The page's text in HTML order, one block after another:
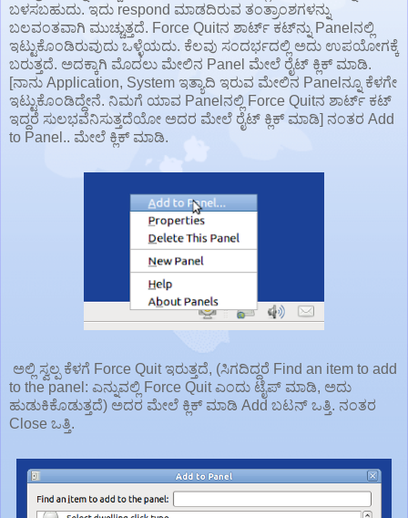
ಬಳಸಬಹುದು. ಇದು respond ಮಾಡದಿರುವ ತಂತ್ರಾಂಶಗಳನ್ನು
ಬಲವಂತವಾಗಿ ಮುಚ್ಚುತ್ತದೆ. Force Quitನ ಶಾರ್ಟ್ ಕಟ್‌ನ್ನು Panelನಲ್ಲಿ
ಇಟ್ಟುಕೊಂಡಿರುವುದು ಒಳ್ಳೆಯದು. ಕೆಲವು ಸಂದರ್ಭದಲ್ಲಿ ಅದು ಉಪಯೋಗಕ್ಕೆ
ಬರುತ್ತದೆ. ಅದಕ್ಕಾಗಿ ಮೊದಲು ಮೇಲಿನ Panel ಮೇಲೆ ರೈಟ್ ಕ್ಲಿಕ್ ಮಾಡಿ.
[ನಾನು Application, System ಇತ್ಯಾದಿ ಇರುವ ಮೇಲಿನ Panelನ್ನೂ ಕೆಳಗೇ
ಇಟ್ಟುಕೊಂಡಿದ್ದೇನೆ. ನಿಮಗೆ ಯಾವ Panelನಲ್ಲಿ Force Quitನ ಶಾರ್ಟ್ ಕಟ್
ಇದ್ದರೆ ಸುಲಭವೆನಿಸುತ್ತದೆಯೋ ಅದರ ಮೇಲೆ ರೈಟ್ ಕ್ಲಿಕ್ ಮಾಡಿ] ನಂತರ Add
to Panel.. ಮೇಲೆ ಕ್ಲಿಕ್ ಮಾಡಿ.
ಅಲ್ಲಿ ಸ್ವಲ್ಪ ಕೆಳಗೆ Force Quit ಇರುತ್ತದೆ, (ಸಿಗದಿದ್ದರೆ Find an item to add
to the panel: ಎನ್ನುವಲ್ಲಿ Force Quit ಎಂದು ಟೈಪ್ ಮಾಡಿ, ಅದು
ಹುಡುಕಿಕೊಡುತ್ತದೆ) ಅದರ ಮೇಲೆ ಕ್ಲಿಕ್ ಮಾಡಿ Add ಬಟನ್ ಒತ್ತಿ. ನಂತರ
Close ಒತ್ತಿ.